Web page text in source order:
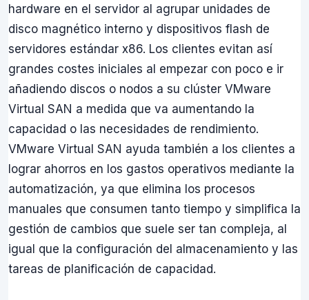
hardware en el servidor al agrupar unidades de
disco magnético interno y dispositivos flash de
servidores estándar x86. Los clientes evitan así
grandes costes iniciales al empezar con poco e ir
añadiendo discos o nodos a su clúster VMware
Virtual SAN a medida que va aumentando la
capacidad o las necesidades de rendimiento.
VMware Virtual SAN ayuda también a los clientes a
lograr ahorros en los gastos operativos mediante la
automatización, ya que elimina los procesos
manuales que consumen tanto tiempo y simplifica la
gestión de cambios que suele ser tan compleja, al
igual que la configuración del almacenamiento y las
tareas de planificación de capacidad.